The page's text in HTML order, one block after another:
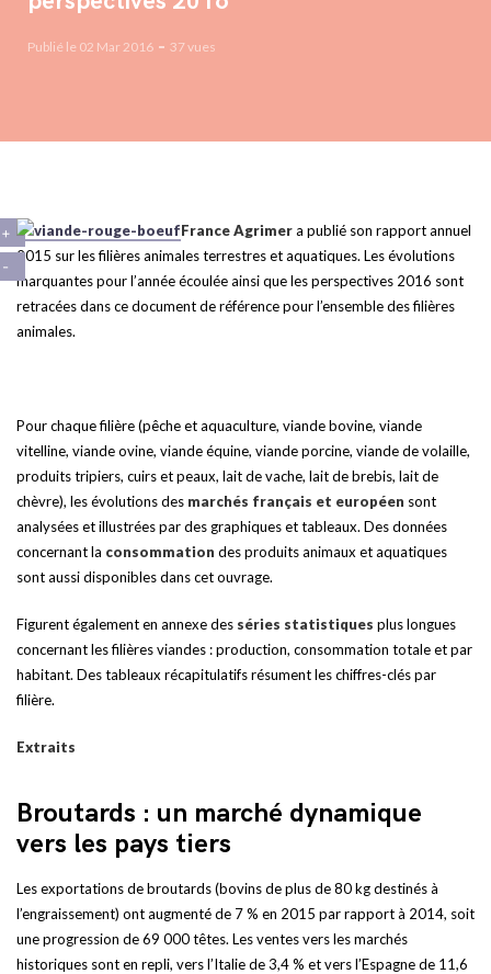
Publié le 02 Mar 2016 37 vues
France Agrimera publié son rapport annuel
2015 sur les filières animales terrestres et aquatiques. Les évolutions
marquantes pour l’année écoulée ainsi que les perspectives 2016 sont
retracées dans ce document de référence pour l’ensemble des filières
animales.
Pour chaque filière (pêche et aquaculture, viande bovine, viande
vitelline, viande ovine, viande équine, viande porcine, viande de volaille,
produits tripiers, cuirs et peaux, lait de vache, lait de brebis, lait de
chèvre), les évolutions des marchés français et européen sont
analysées et illustrées par des graphiques et tableaux. Des données
concernant la consommation des produits animaux et aquatiques
sont aussi disponibles dans cet ouvrage.
Figurent également en annexe des séries statistiques plus longues
concernant les filières viandes : production, consommation totale et par
habitant. Des tableaux récapitulatifs résument les chiffres-clés par
filière.
Extraits
Broutards : un marché dynamique
vers les pays tiers
Les exportations de broutards (bovins de plus de 80 kg destinés à
l’engraissement) ont augmenté de 7 % en 2015 par rapport à 2014, soit
une progression de 69 000 têtes. Les ventes vers les marchés
historiques sont en repli, vers l’Italie de 3,4 % et vers l’Espagne de 11,6